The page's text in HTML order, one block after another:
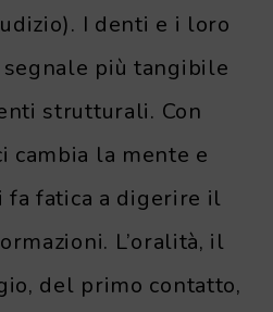
I denti e i loro
più tangibile
strutturali. Con
la mente e
fa fatica a digerire il
L’oralità, il
del primo contatto,